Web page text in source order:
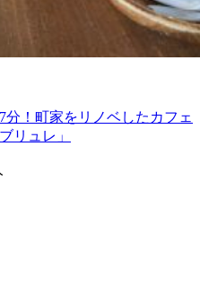
分！町家をリノベしたカフェ
リュレ」